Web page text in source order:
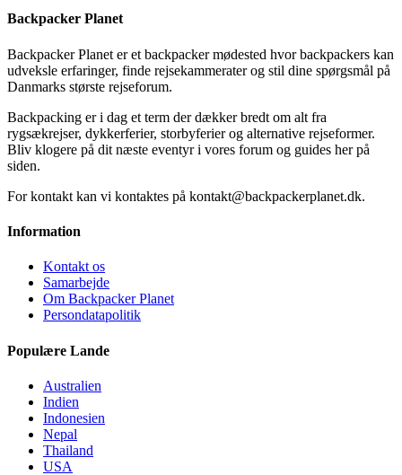
Backpacker Planet
Backpacker Planet er et backpacker mødested hvor backpackers kan
udveksle erfaringer, finde rejsekammerater og stil dine spørgsmål på
Danmarks største rejseforum.
Backpacking er i dag et term der dækker bredt om alt fra
rygsækrejser, dykkerferier, storbyferier og alternative rejseformer.
Bliv klogere på dit næste eventyr i vores forum og guides her på
siden.
For kontakt kan vi kontaktes på kontakt@backpackerplanet.dk.
Information
Kontakt os
Samarbejde
Om Backpacker Planet
Persondatapolitik
Populære Lande
Australien
Indien
Indonesien
Nepal
Thailand
USA